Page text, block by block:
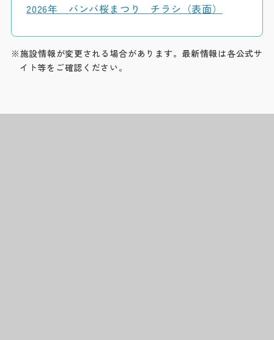
2026年 バンバ桜まつり チラシ（表面）
※施設情報が変更される場合があります。最新情報は各公式サ
イト等をご確認ください。